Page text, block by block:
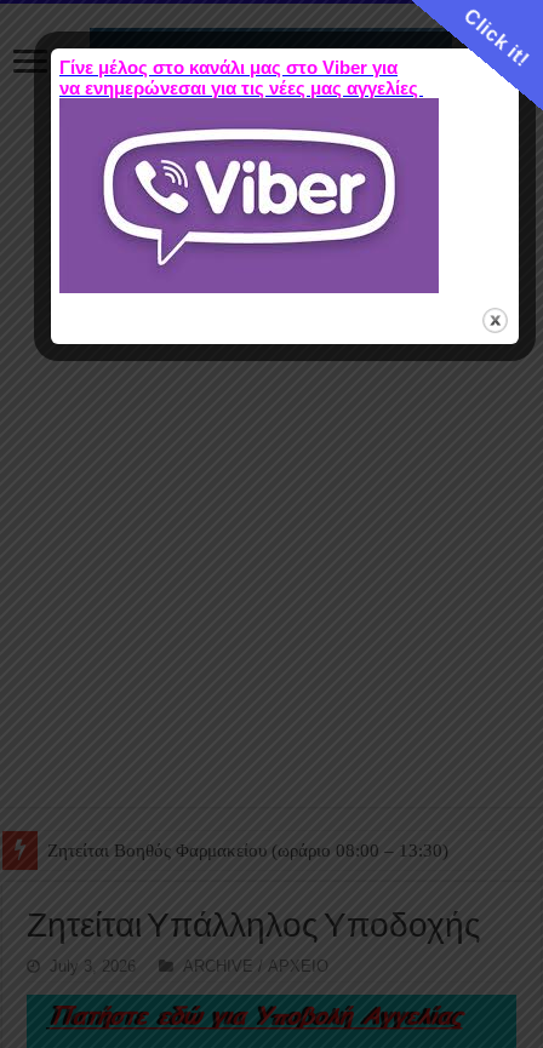
Ζητείται Βοηθός Θαλάμου
Ζητείται Υπάλληλος Υποδοχής
July 3, 2026 ARCHIVE / ΑΡΧΕΙΟ
Click it!
Γίνε μέλος στο κανάλι μας στο Viber για
να ενημερώνεσαι για τις νέες μας αγγελίες